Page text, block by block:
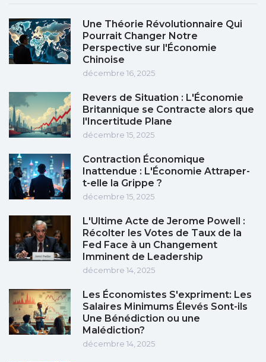
Une Théorie Révolutionnaire Qui
Pourrait Changer Notre
Perspective sur l'Économie
Chinoise
décembre 16, 2025
Revers de Situation : L'Économie
Britannique se Contracte alors que
l'Incertitude Plane
décembre 15, 2025
Contraction Économique
Inattendue : L'Économie Attraper-
t-elle la Grippe ?
décembre 15, 2025
L'Ultime Acte de Jerome Powell :
Récolter les Votes de Taux de la
Fed Face à un Changement
Imminent de Leadership
décembre 14, 2025
Les Économistes S'expriment: Les
Salaires Minimums Élevés Sont-ils
Une Bénédiction ou une
Malédiction?
décembre 14, 2025